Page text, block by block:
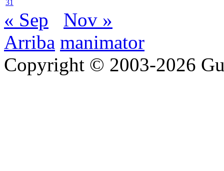
31
« Sep
Nov »
Arriba manimator
Copyright © 2003-2026